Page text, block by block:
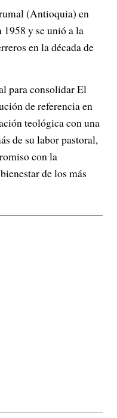
(Antioquia) en
1958 y se unió a la
en la década de
para consolidar El
de referencia en
teológica con una
de su labor pastoral,
con la
de los más